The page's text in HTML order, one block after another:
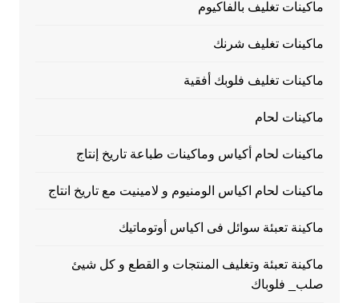
ماكينات تغليف بالفاكيوم
ماكينات تغليف شرنك
ماكينات تغليف فلوبك أفقية
ماكينات لحام
ماكينات لحام أكياس وماكينات طباعة تاريخ إنتاج
ماكينات لحام اكياس الومنيوم و لامينيت مع تاريخ انتاج
ماكينة تعبئة سوائل فى اكياس أوتوماتيك
ماكينة تعبئة وتغليف المنتجات و القطع و كل شيئ
صلب_ فلوباك